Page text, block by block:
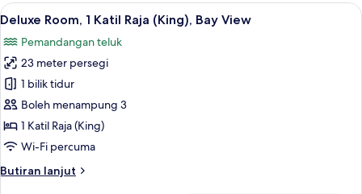
Katil
(King)
Lihat
semua
foto
untuk
Deluxe
Room,
1
Katil
(King),
Bar mini, peti besi dalam bilik, meja,
6
Deluxe Room, 1 Katil Raja (King), Bay View
Pemandangan teluk
23 meter persegi
1 bilik tidur
Boleh menampung 3
1 Katil Raja (King)
Wi-Fi percuma
Butiran lanjut
Butiran